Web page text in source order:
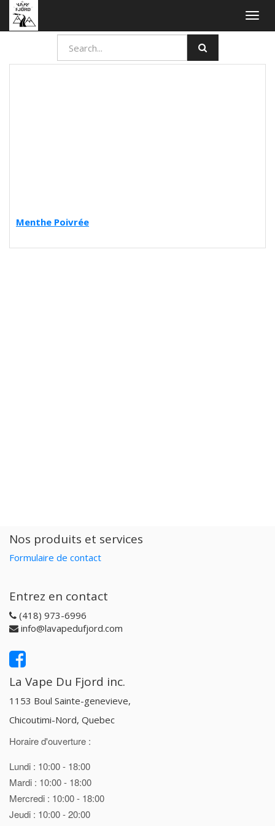
Menthe Poivrée
Nos produits et services
Formulaire de contact
Entrez en contact
(418) 973-6996
info@lavapedufjord.com
La Vape Du Fjord inc.
1153 Boul Sainte-genevieve,
Chicoutimi-Nord, Quebec
Horaire d'ouverture :
Lundi : 10:00 - 18:00
Mardi : 10:00 - 18:00
Mercredi : 10:00 - 18:00
Jeudi : 10:00 - 20:00